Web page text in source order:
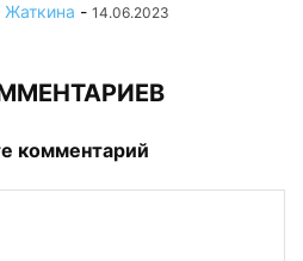
- 14.06.2023
комментарий